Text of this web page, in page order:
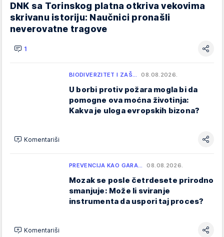
DNK sa Torinskog platna otkriva vekovima
skrivanu istoriju: Naučnici pronašli
neverovatne tragove
1
BIODIVERZITET I ZAŠ… 08.08.2026.
U borbi protiv požara mogla bi da
pomogne ova moćna životinja:
Kakva je uloga evropskih bizona?
Komentariši
PREVENCIJA KAO GARA… 08.08.2026.
Mozak se posle četrdesete prirodno
smanjuje: Može li sviranje
instrumenta da uspori taj proces?
Komentariši